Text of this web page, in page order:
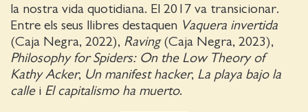
la nostra vida quotidiana. El 2017 va transicionar.
Entre els seus llibres destaquen Vaquera invertida
(Caja Negra, 2022), Raving(Caja Negra, 2023),
Philosophy for Spiders: On the Low Theory of
Kathy Acker, Un manifest hacker, La playa bajo la
callei El capitalismo ha muerto.